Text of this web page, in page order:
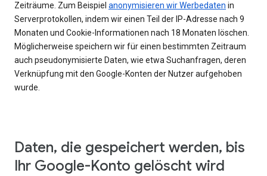
Zeiträume. Zum Beispiel anonymisieren wir Werbedaten in
Serverprotokollen, indem wir einen Teil der IP-Adresse nach 9
Monaten und Cookie-Informationen nach 18 Monaten löschen.
Möglicherweise speichern wir für einen bestimmten Zeitraum
auch pseudonymisierte Daten, wie etwa Suchanfragen, deren
Verknüpfung mit den Google-Konten der Nutzer aufgehoben
wurde.
Daten, die gespeichert werden, bis
Ihr Google-Konto gelöscht wird